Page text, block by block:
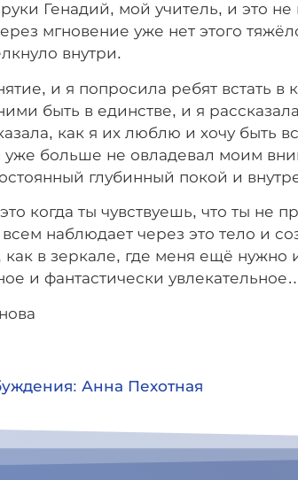
Генадий, мой учитель, и это
мгновение уже нет этого
внутри.
и я попросила ребят встать в
быть в единстве, и я
как я их люблю и хочу быть
уже больше не овладевал моим
глубинный покой и
когда ты чувствуешь, что ты не
наблюдает через это тело и
как в зеркале, где меня ещё нужно
и фантастически
Анна Пехотная